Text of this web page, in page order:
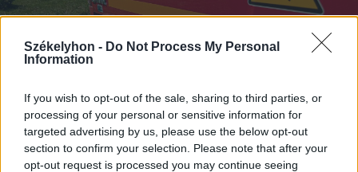
Székelyhon - Do Not Process My Personal
Information
If you wish to opt-out of the sale, sharing to third parties, or
processing of your personal or sensitive information for
targeted advertising by us, please use the below opt-out
section to confirm your selection. Please note that after your
opt-out request is processed you may continue seeing
2024. október 09., szerda
Robbantani fognak Tusnádnál